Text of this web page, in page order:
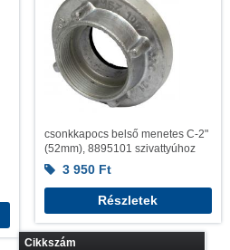
csonkkapocs belső menetes C-2"
(52mm), 8895101 szivattyúhoz
3 950 Ft
Részletek
Cikkszám